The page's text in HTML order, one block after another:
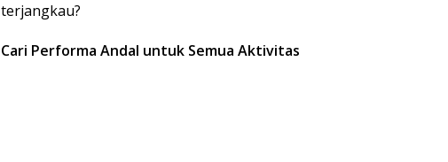
terjangkau?
Cari Performa Andal untuk Semua Aktivitas